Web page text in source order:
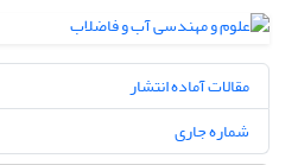
مقالات آماده انتشار
شماره جاری